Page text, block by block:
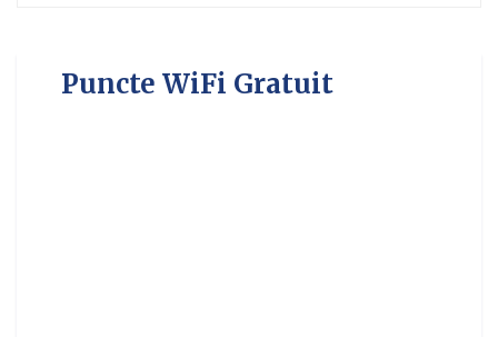
Puncte WiFi Gratuit